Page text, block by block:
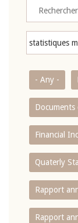
- Any -
Documents
Financial
Quaterly
Rapport
Rapport